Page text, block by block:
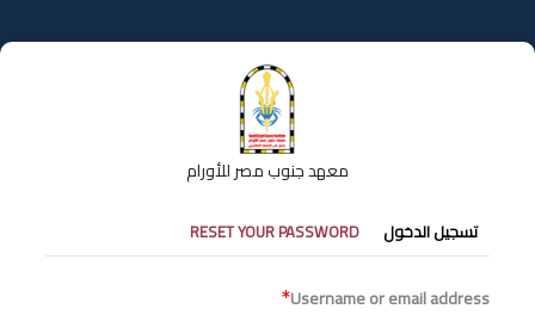
إلى
المحتوى
معهد جنوب مصر للأورام
التبويبات
الأساسية
تسجيل الدخول RESET YOUR PASSWORD
Username or email address